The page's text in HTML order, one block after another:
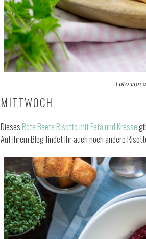
Foto von
MITTWOCH
Dieses Rote Beete Risotto mit Feta und Kresse
Auf ihrem Blog findet ihr auch noch andere